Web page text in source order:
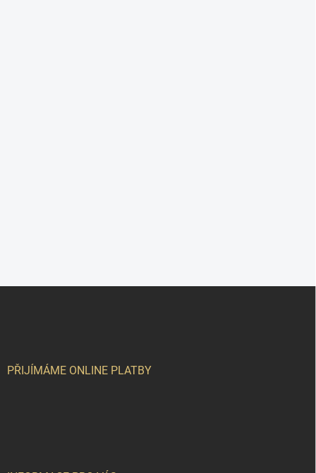
PŘIJÍMÁME ONLINE PLATBY